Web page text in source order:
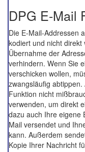
DPG E-Mail
Die E-Mail-Addressen
kodiert und nicht
Übernahme der
verhindern. Wenn Sie
verschicken wollen,
zwangsläufig
Funktion nicht
verwenden, um direkt
dazu auch Ihre eigene
Mail versendet und
kann. Außerdem
Kopie Ihrer Nachricht